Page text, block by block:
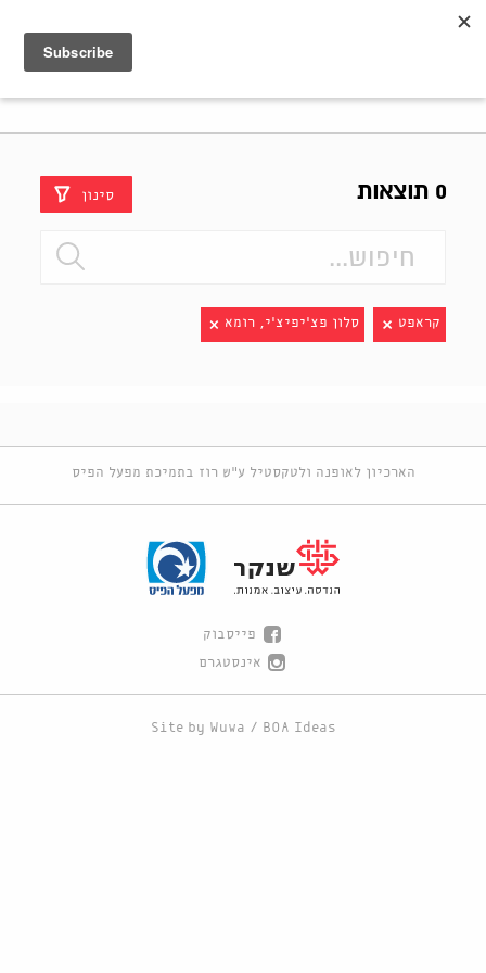
0 תוצאות סינון
קראפט סלון פצ'יפיצ'י, רומא
הארכיון לאופנה ולטקסטיל ע"ש רוז בתמיכת מפעל הפיס
פייסבוק
אינסטגרם
Site by Wuwa / BOA Ideas